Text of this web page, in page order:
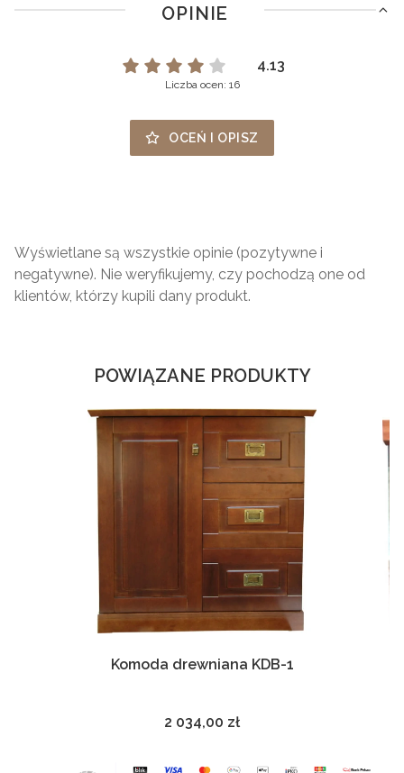
OPINIE
4.13
Liczba ocen: 16
OCEŃ I OPISZ
Wyświetlane są wszystkie opinie (pozytywne i
negatywne). Nie weryfikujemy, czy pochodzą one od
klientów, którzy kupili dany produkt.
POWIĄZANE PRODUKTY
Komoda drewniana KDB-1
Cena
2 034,00 zł